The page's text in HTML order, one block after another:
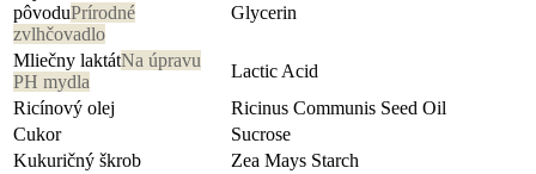
pôvoduPrírodné
zvlhčovadlo
Glycerin
Mliečny laktátNa úpravu
PH mydla
Lactic Acid
Ricínový olej
Ricinus Communis Seed Oil
Cukor
Sucrose
Kukuričný škrob
Zea Mays Starch